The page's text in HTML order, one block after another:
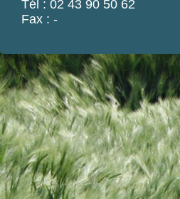
Tél : 02 43 90 50 62
Fax : -